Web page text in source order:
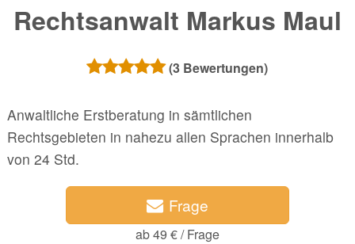
Rechtsanwalt Markus Maul
(3 Bewertungen)
Anwaltliche Erstberatung in sämtlichen
Rechtsgebieten in nahezu allen Sprachen innerhalb
von 24 Std.
Frage
ab 49 € / Frage